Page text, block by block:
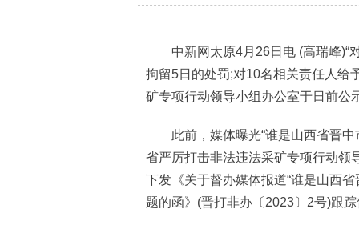
中新网太原4月26日电 (高瑞峰)“
拘留5日的处罚;对10名相关责任人给
矿专项行动领导小组办公室于日前公
此前，媒体曝光“谁是山西省晋中
省严厉打击非法违法采矿专项行动领
下发《关于督办媒体报道“谁是山西
题的函》(晋打非办〔2023〕2号)跟